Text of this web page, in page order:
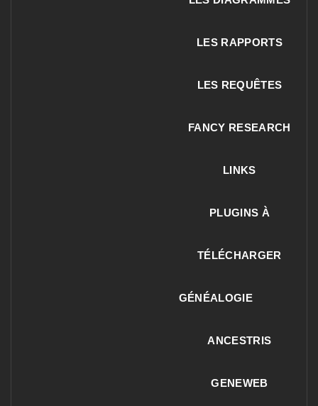
LES RAPPORTS
LES REQUÊTES
FANCY RESEARCH
LINKS
PLUGINS À
TÉLÉCHARGER
GÉNÉALOGIE
ANCESTRIS
GENEWEB